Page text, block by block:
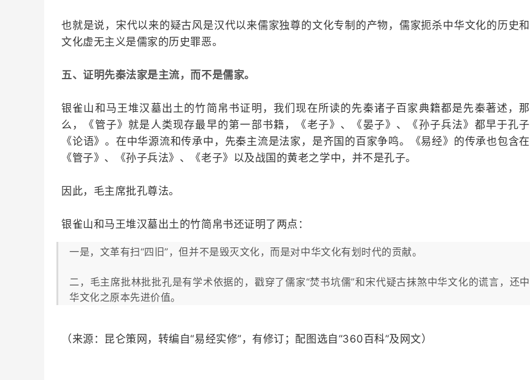
也就是说，宋代以来的疑古风是汉代以来儒家独尊的文化专制的产物，儒家扼杀中华文化的历史和
文化虚无主义是儒家的历史罪恶。
五、证明先秦法家是主流，而不是儒家。
银雀山和马王堆汉墓出土的竹简帛书证明，我们现在所读的先秦诸子百家典籍都是先秦著述，那
么，《管子》就是人类现存最早的第一部书籍，《老子》、《晏子》、《孙子兵法》都早于孔子
《论语》。在中华源流和传承中，先秦主流是法家，是齐国的百家争鸣。《易经》的传承也包含在
《管子》、《孙子兵法》、《老子》以及战国的黄老之学中，并不是孔子。
因此，毛主席批孔尊法。
银雀山和马王堆汉墓出土的竹简帛书还证明了两点：
一是，文革有扫“四旧”，但并不是毁灭文化，而是对中华文化有划时代的贡献。
二，毛主席批林批批孔是有学术依据的，戳穿了儒家“焚书坑儒”和宋代疑古抹煞中华文化的谎言，还中
华文化之原本先进价值。
（来源：昆仑策网，转编自“易经实修”，有修订；配图选自“360百科”及网文）